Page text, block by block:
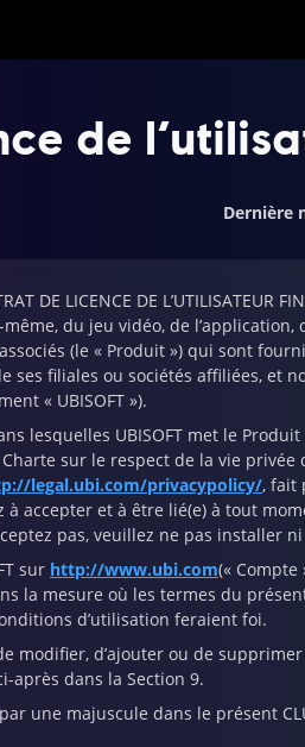
de
Dernière
DE LICENCE DE
même, du jeu vidéo, de
(le « Produit ») qui sont
ses filiales ou sociétés affiliées, et
« UBISOFT »).
lesquelles UBISOFT met le
sur le respect de la vie privée
legal.ubi.com/privacypolicy/, fait
accepter et à être lié(e) à tout
pas, veuillez ne pas installer
sur http://www.ubi.com(« Compte
la mesure où les termes du
d’utilisation feraient foi.
modifier, d’ajouter ou de
après dans la Section 9.
une majuscule dans le présent